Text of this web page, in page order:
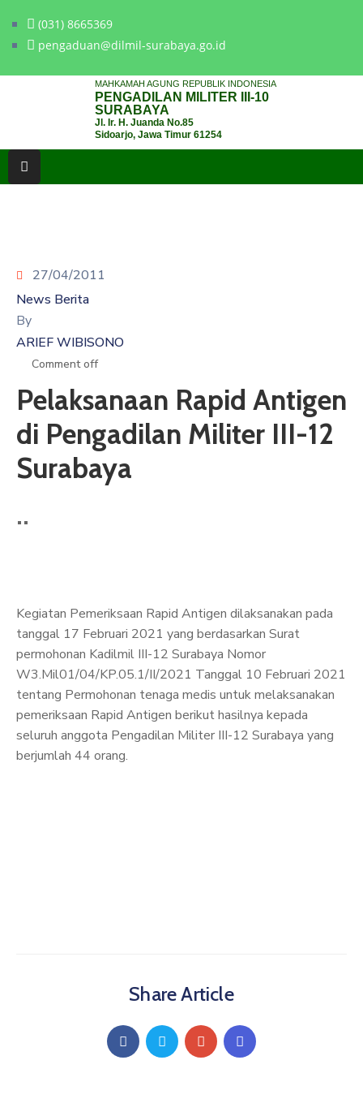
(031) 8665369
pengaduan@dilmil-surabaya.go.id
MAHKAMAH AGUNG REPUBLIK INDONESIA
PENGADILAN MILITER III-10
SURABAYA
Jl. Ir. H. Juanda No.85
Sidoarjo, Jawa Timur 61254
LAYANAN
HUKUM
PPID
KINERJA
RB
ARTIKEL
GALERI
HUBUNGI
27/04/2011
News Berita
By
ARIEF WIBISONO
Comment off
Pelaksanaan Rapid Antigen
di Pengadilan Militer III-12
Surabaya
Kegiatan Pemeriksaan Rapid Antigen dilaksanakan pada
tanggal 17 Februari 2021 yang berdasarkan Surat
permohonan Kadilmil III-12 Surabaya Nomor
W3.Mil01/04/KP.05.1/II/2021 Tanggal 10 Februari 2021
tentang Permohonan tenaga medis untuk melaksanakan
pemeriksaan Rapid Antigen berikut hasilnya kepada
seluruh anggota Pengadilan Militer III-12 Surabaya yang
berjumlah 44 orang.
Share Article